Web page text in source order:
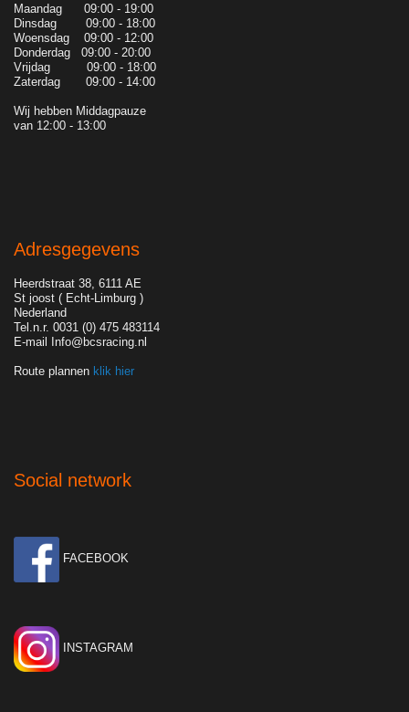
Maandag 09:00 - 19:00
Dinsdag 09:00 - 18:00
Woensdag 09:00 - 12:00
Donderdag 09:00 - 20:00
Vrijdag 09:00 - 18:00
Zaterdag 09:00 - 14:00
Wij hebben Middagpauze
van 12:00 - 13:00
Adresgegevens
Heerdstraat 38, 6111 AE
St joost ( Echt-Limburg )
Nederland
Tel.n.r. 0031 (0) 475 483114
E-mail Info@bcsracing.nl
Route plannen klik hier
Social network
FACEBOOK
INSTAGRAM